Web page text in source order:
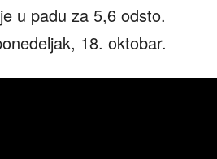
u padu za 5,6 odsto.
18. oktobar.